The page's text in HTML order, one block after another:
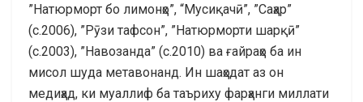
”Натюрморт бо лимонҳо”, “Мусиқачӣ”, ”Саҳар”
(с.2006), ”Рӯзи тафсон”, ”Натюрморти шарқӣ”
(с.2003), ”Навозанда” (с.2010) ва ғайраҳо ба ин
мисол шуда метавонанд. Ин шаҳодат аз он
медиҳад, ки муаллиф ба таъриху фарҳанги миллати